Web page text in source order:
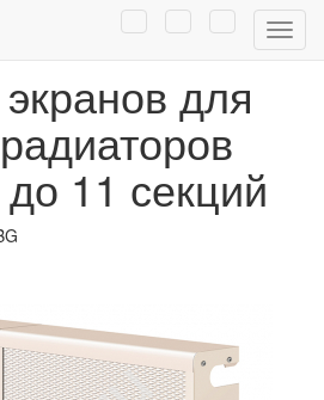
для батарей отопления/
решение
для
11 секций